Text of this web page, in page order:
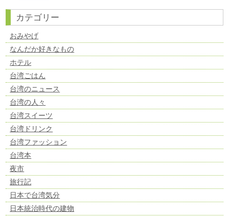
カテゴリー
おみやげ
なんだか好きなもの
ホテル
台湾ごはん
台湾のニュース
台湾の人々
台湾スイーツ
台湾ドリンク
台湾ファッション
台湾本
夜市
旅行記
日本で台湾気分
日本統治時代の建物